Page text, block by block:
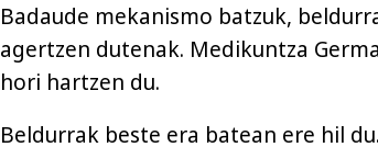
Badaude mekanismo batzuk,
agertzen dutenak. Medikuntza
hori hartzen du.
Beldurrak beste era batean ere hil